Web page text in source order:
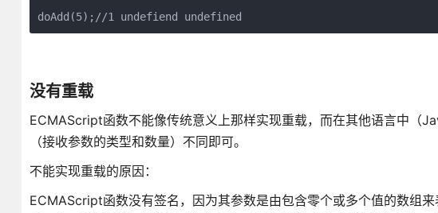
doAdd(5);//1 undefiend undefined
没有重载
ECMAScript函数不能像传统意义上那样实现重载，而在其他语言中（
（接收参数的类型和数量）不同即可。
不能实现重载的原因：
ECMAScript函数没有签名，因为其参数是由包含零个或多个值的数组